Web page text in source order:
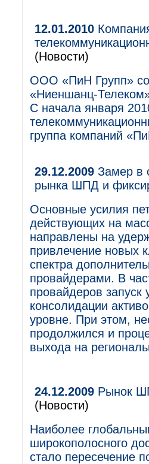
12.01.2010
(Новости)
ООО «ПиН Групп»
«Ниеншанц-
С начала января
группа компаний
29.12.2009 Замер в
рынка ШПД и
Основные усилия
действующих на
направлены на
привлечение новых
спектра
провайдерами. В
провайдеров запуск
консолидации
уровне. При этом,
продолжился и
выхода на
24.12.2009 Рынок
(Новости)
Наиболее
широкополосного
стало пересечение